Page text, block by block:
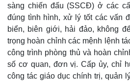
sàng chiến đấu (SSCĐ) ở các
đúng tình hình, xử lý tốt các vấn
biển, biên giới, hải đảo, không
trọng hoàn chỉnh các mệnh lệnh
công trình phòng thủ và hoàn
số cơ quan, đơn vị. Cấp ủy, chỉ
công tác giáo dục chính trị, quản